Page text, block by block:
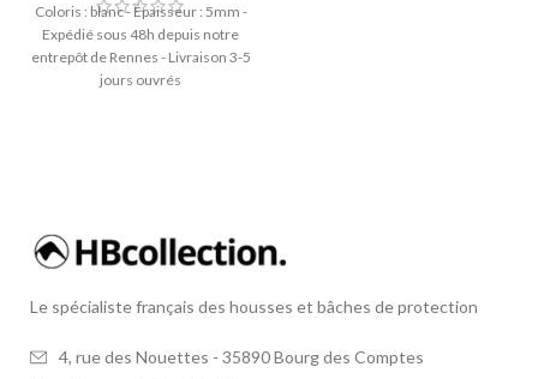
Coloris : blanc - Épaisseur : 5mm -
Expédié sous 48h depuis notre
entrepôt de Rennes - Livraison 3-5
jours ouvrés
Le spécialiste français des housses et bâches de protection
4, rue des Nouettes - 35890 Bourg des Comptes